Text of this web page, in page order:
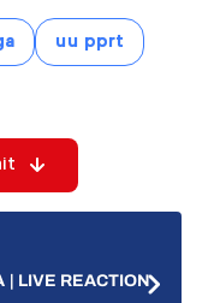
uu pprt
| LIVE REACTION